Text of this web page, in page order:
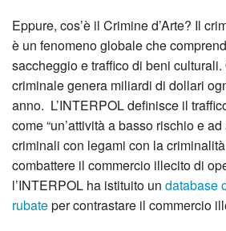
Eppure, cos’è il Crimine d’Arte? Il
è un fenomeno globale che
saccheggio e traffico di beni
criminale genera miliardi di dollari
anno. L’INTERPOL definisce il
come “un’attività a basso rischio e
criminali con legami con la
combattere il commercio illecito di
l’INTERPOL ha istituito un database
rubateper contrastare il commercio